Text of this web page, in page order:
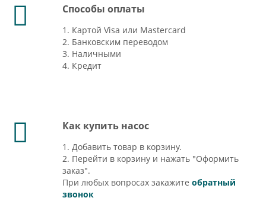
Способы оплаты
1. Картой Visa или Mastercard
2. Банковским переводом
3. Наличными
4. Кредит
Как купить насос
1. Добавить товар в корзину.
2. Перейти в корзину и нажать "Оформить
заказ".
При любых вопросах закажите обратный
звонок